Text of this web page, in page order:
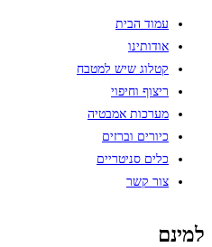
עמוד הבית
אודותינו
קטלוג שיש למטבח
ריצוף וחיפוי
מערכות אמבטיה
כיורים וברזים
כלים סניטריים
צור קשר
למינם